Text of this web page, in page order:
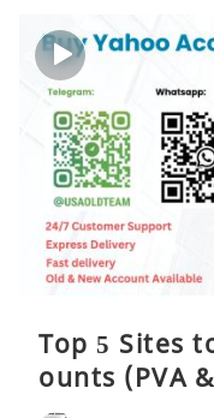
Top 5 Sites
ounts (PVA